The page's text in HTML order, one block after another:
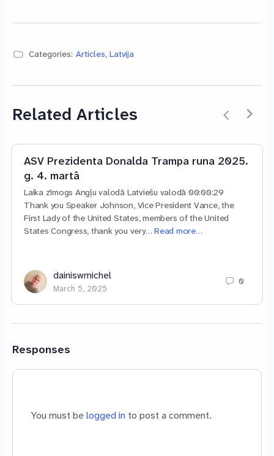
Categories: Articles, Latvija
Related Articles
ASV Prezidenta Donalda Trampa runa 2025.
g. 4. martā
Laika zīmogs Angļu valodā Latviešu valodā 00:00:29
Thank you Speaker Johnson, Vice President Vance, the
First Lady of the United States, members of the United
States Congress, thank you very…Read more…
dainiswmichel
March 5, 2025
0
Responses
You must belogged in to post a comment.